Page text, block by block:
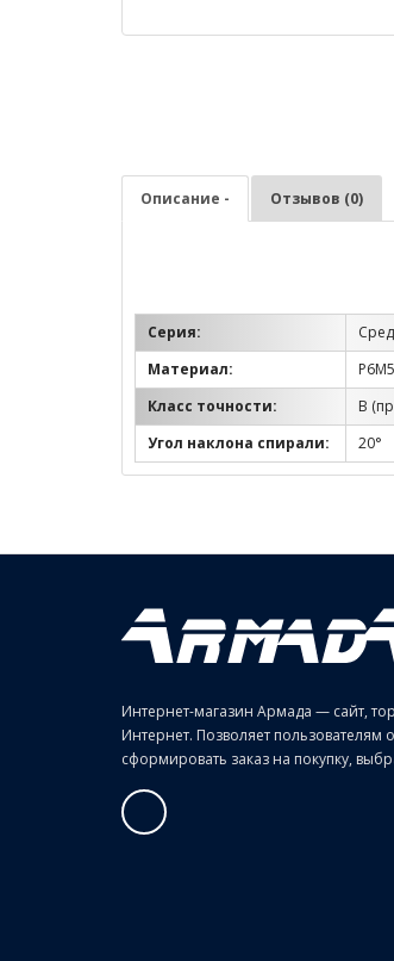
Описание - Отзывов (0)
Серия:
Материал:
Класс точности:
B
Угол наклона спирали:
20°
Интернет-магазин Армада — сайт,
Интернет. Позволяет
сформировать заказ на покупку,